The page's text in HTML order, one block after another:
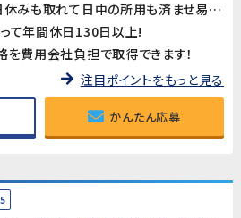
2交替×4勤2休で平日休みも取れて日中の所用も済ませ易い♪
て年間休日130日以上!
を費用会社負担で取得できます！
注目ポイントをもっと見る
かんたん応募